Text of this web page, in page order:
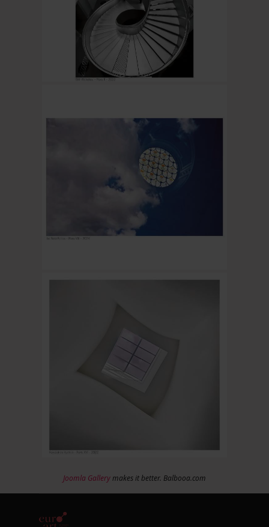
Joomla Gallerymakes it better. Balbooa.com